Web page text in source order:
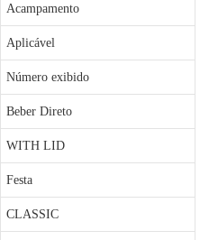
Acampamento
Aplicável
Número exibido
Beber Direto
WITH LID
Festa
CLASSIC